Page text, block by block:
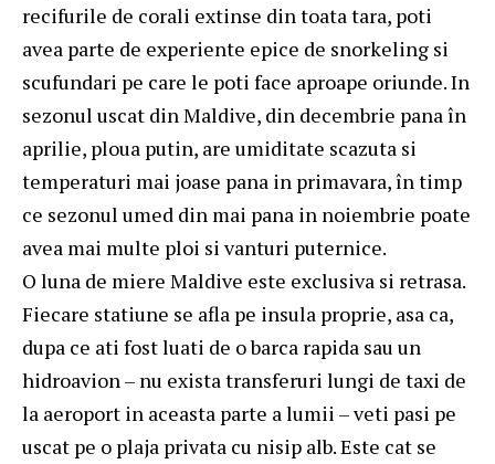
recifurile de corali extinse din toata tara, poti
avea parte de experiente epice de snorkeling si
scufundari pe care le poti face aproape oriunde. In
sezonul uscat din Maldive, din decembrie pana în
aprilie, ploua putin, are umiditate scazuta si
temperaturi mai joase pana in primavara, în timp
ce sezonul umed din mai pana in noiembrie poate
avea mai multe ploi si vanturi puternice.
O luna de miere Maldive este exclusiva si retrasa.
Fiecare statiune se afla pe insula proprie, asa ca,
dupa ce ati fost luati de o barca rapida sau un
hidroavion – nu exista transferuri lungi de taxi de
la aeroport in aceasta parte a lumii – veti pasi pe
uscat pe o plaja privata cu nisip alb. Este cat se